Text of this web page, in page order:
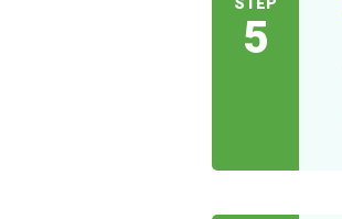
5